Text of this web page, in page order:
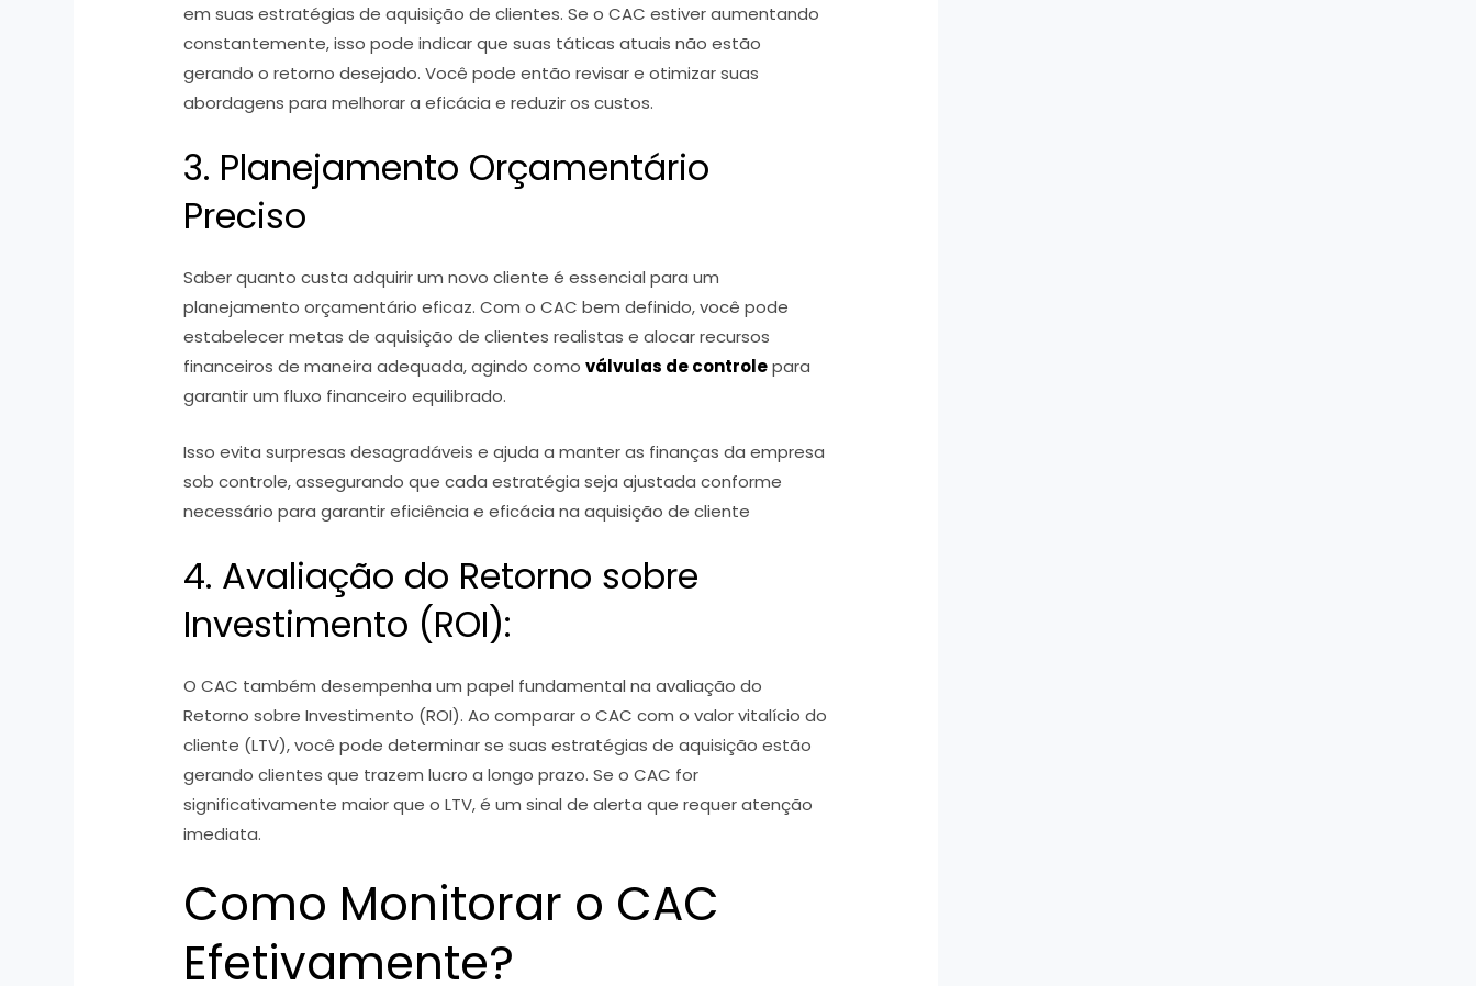
em suas estratégias de aquisição de clientes. Se o CAC estiver aumentando
constantemente, isso pode indicar que suas táticas atuais não estão
gerando o retorno desejado. Você pode então revisar e otimizar suas
abordagens para melhorar a eficácia e reduzir os custos.
3. Planejamento Orçamentário
Preciso
Saber quanto custa adquirir um novo cliente é essencial para um
planejamento orçamentário eficaz. Com o CAC bem definido, você pode
estabelecer metas de aquisição de clientes realistas e alocar recursos
financeiros de maneira adequada, agindo comoválvulas de controlepara
garantir um fluxo financeiro equilibrado.
Isso evita surpresas desagradáveis e ajuda a manter as finanças da empresa
sob controle, assegurando que cada estratégia seja ajustada conforme
necessário para garantir eficiência e eficácia na aquisição de cliente
4. Avaliação do Retorno sobre
Investimento (ROI):
O CAC também desempenha um papel fundamental na avaliação do
Retorno sobre Investimento (ROI). Ao comparar o CAC com o valor vitalício do
cliente (LTV), você pode determinar se suas estratégias de aquisição estão
gerando clientes que trazem lucro a longo prazo. Se o CAC for
significativamente maior que o LTV, é um sinal de alerta que requer atenção
imediata.
Como Monitorar o CAC
Efetivamente?